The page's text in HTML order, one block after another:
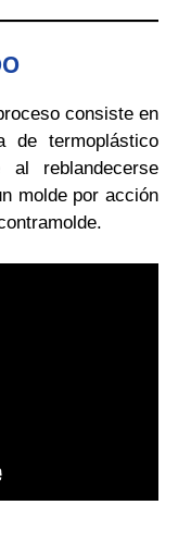
consiste en
de termoplástico
al reblandecerse
molde por acción